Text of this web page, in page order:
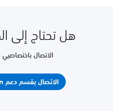
هل تحتاج إلى
الاتصال باختصاصيي
الاتصال بقسم دعم PlayStation